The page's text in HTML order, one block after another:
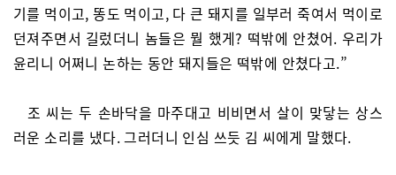
기를 먹이고, 똥도 먹이고, 다 큰 돼지를 일부러 죽여서 먹이로
던져주면서 길렀더니 놈들은 뭘 했게? 떡밖에 안쳤어. 우리가
윤리니 어쩌니 논하는 동안 돼지들은 떡밖에 안쳤다고.”
조 씨는 두 손바닥을 마주대고 비비면서 살이 맞닿는 상스
러운 소리를 냈다. 그러더니 인심 쓰듯 김 씨에게 말했다.